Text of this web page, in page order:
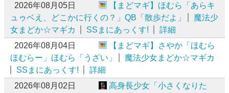
2026年08月05日
【まどマギ】ほむら「あらキ
ュゥベえ、どこかに行くの？」QB「散歩だよ」
魔法少
女まどか☆マギカ
SSまにあっくす!
詳細
2026年08月04日
【まどマギ】さやか「ほむら
ほむらー」ほむら「うざい」
魔法少女まどか☆マギカ
SSまにあっくす!
詳細
2026年08月02日
高身長少女「小さくなりた